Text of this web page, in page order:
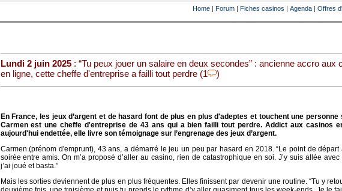
Home | Forum | Fiches casinos | Agenda | Offres
Lundi 2 juin 2025: “Tu peux jouer un salaire en deux secondes” : ancienne accro aux
en ligne, cette cheffe d'entreprise a failli tout perdre (1
)
En France, les jeux d’argent et de hasard font de plus en plus d'adeptes et touchent une personne
Carmen est une cheffe d'entreprise de 43 ans qui a bien failli tout perdre. Addict aux casinos
aujourd'hui endettée, elle livre son témoignage sur l’engrenage des jeux d’argent.
Carmen (prénom d'emprunt), 43 ans, a démarré le jeu un peu par hasard en 2018. “Le point de départ
soirée entre amis. On m’a proposé d’aller au casino, rien de catastrophique en soi. J’y suis allée avec
j’ai joué et basta.”
Mais les sorties deviennent de plus en plus fréquentes. Elles finissent par devenir une routine. “Tu y